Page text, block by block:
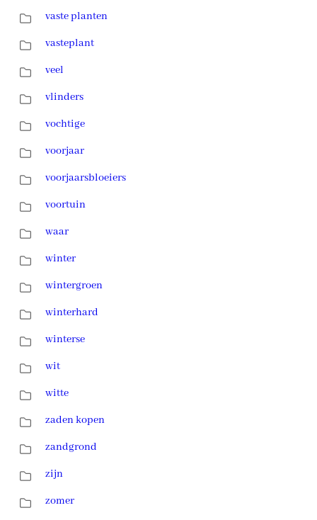
vaste planten
vasteplant
veel
vlinders
vochtige
voorjaar
voorjaarsbloeiers
voortuin
waar
winter
wintergroen
winterhard
winterse
wit
witte
zaden kopen
zandgrond
zijn
zomer